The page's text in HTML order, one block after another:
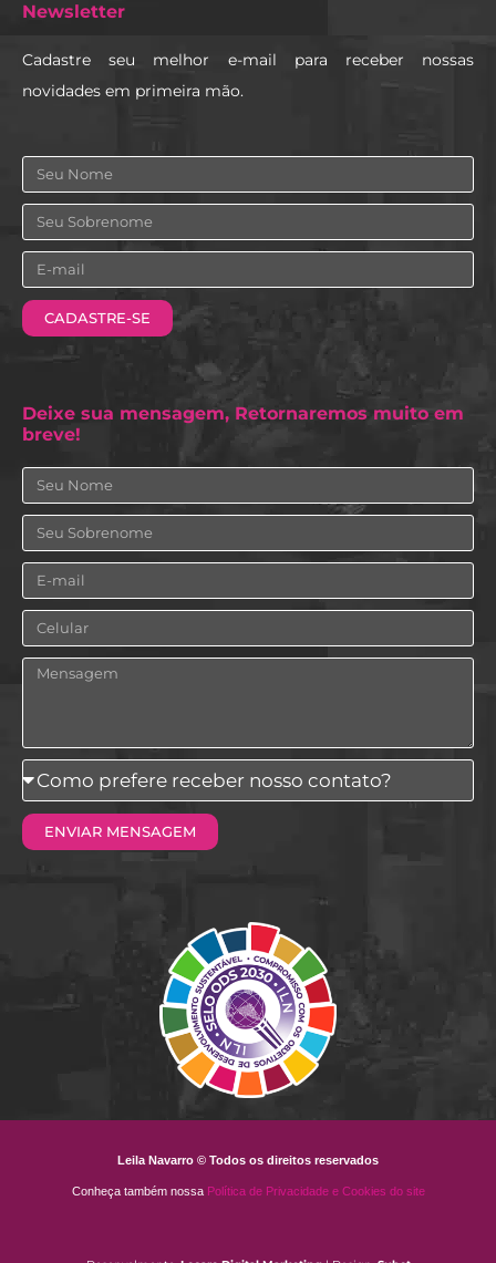
Newsletter
Cadastre seu melhor e-mail para receber nossas
novidades em primeira mão.
Nome
Sobrenome
Email
CADASTRE-SE
Deixe sua mensagem, Retornaremos muito em
breve!
Nome
Sobrenome
Email
Celular
Mensagem
Como
prefere
receber
ENVIAR MENSAGEM
Leila Navarro © Todos os direitos reservados
Conheça também nossaPolítica de Privacidade e Cookies do site